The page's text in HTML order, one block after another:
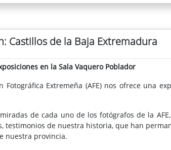
Castillos de la Baja Extremadura
en la Sala Vaquero Poblador
Fotográfica Extremeña (AFE) nos ofrece una
de cada uno de los fotógrafos de la
testimonios de nuestra historia, que han
nuestra provincia.